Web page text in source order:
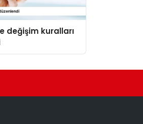
değişim kuralları